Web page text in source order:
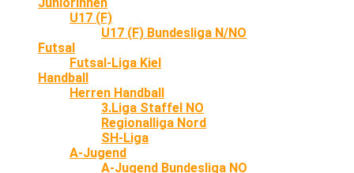
U17 (F)
U17 (F) Bundesliga N/NO
Futsal
Futsal-Liga Kiel
Handball
Herren Handball
3.Liga Staffel NO
Regionalliga Nord
SH-Liga
A-Jugend
A-Jugend Bundesliga NO